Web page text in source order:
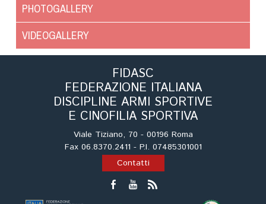
PHOTOGALLERY
VIDEOGALLERY
FIDASC
FEDERAZIONE ITALIANA
DISCIPLINE ARMI SPORTIVE
E CINOFILIA SPORTIVA
Viale Tiziano, 70 - 00196 Roma
Fax 06.8370.2411 - P.I. 07485301001
Contatti
Freestyle
Cinofilia Venatoria
Sleddog